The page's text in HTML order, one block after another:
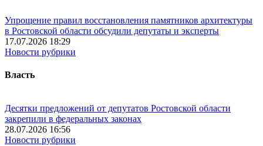
Упрощение правил восстановления памятников архитектуры
в Ростовской области обсудили депутаты и эксперты
17.07.2026 18:29
Новости рубрики
Власть
Десятки предложений от депутатов Ростовской области
закрепили в федеральных законах
28.07.2026 16:56
Новости рубрики